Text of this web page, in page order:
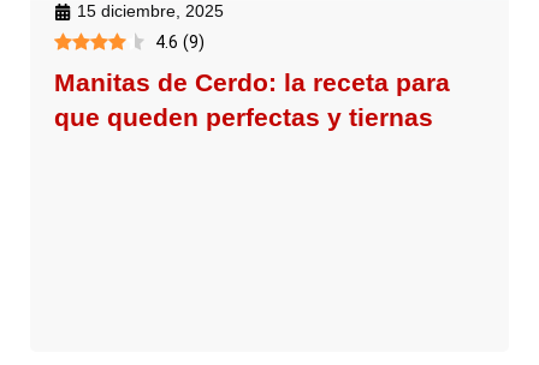
15 diciembre, 2025
4.6 (9)
Manitas de Cerdo: la receta para
que queden perfectas y tiernas